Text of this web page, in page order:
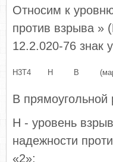
Относим к
против взрыва
12.2.020-76 знак
Н3Т4 Н В
В прямоугольной
Н - уровень
надежности
«2»;